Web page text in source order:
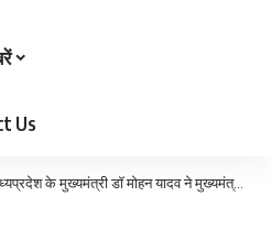
Us
मुख्यमंत्री डॉ मोहन यादव ने मुख्यमंत्री श्री विष्णु देव साय को जन्मदिन की बधाई दी…